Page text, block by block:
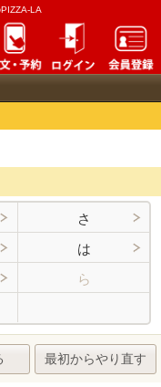
LA
さ
は
ら
最初からやり直す